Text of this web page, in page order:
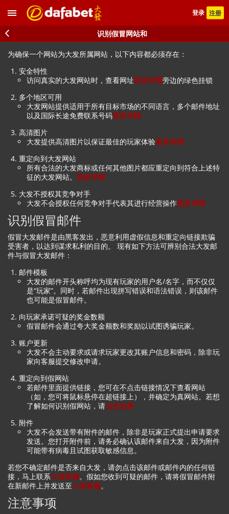
登录 注册
识别假冒网站和
为确保一个网站为大发所属网站，以下内容都必须存在：
安全特性
访问真实的大发网站时，查看网址更多详情旁边的绿色挂锁
多个地区可用
大发网站提供适用于所有目标市场的不同语言，多个邮件地址
以及国际长途免费联系号码更多详情
高清图片
大发提供高清图片以保证最佳的玩家体验更多详情
重定向到大发网站
所有合法的大发商标或任何其他图片都应重定向到符合上述特
征的大发网站。 更多详情
大发不授权其竞争对手
大发不会授权任何竞争对手代表其进行经营操作更多详情
识别假冒邮件
假冒大发邮件是由黑客发出，恶意利用虚假信息和重定向链接欺骗
受害者，以达到谋求私利的目的。 现有如下方法可辨别合法大发邮
件与假冒大发邮件：
邮件模板
大发的邮件开头称呼均为现有玩家的用户名/名字，而不仅仅
是“玩家”。同时，若邮件出现拼写错误和语法错误，则该邮件
也可能是假冒邮件。
向玩家承诺可疑的奖金数额
假冒邮件会通过夸大奖金额数和奖励以试图诱骗玩家。
账户更新
大发不会主动要求或请求玩家更改其账户信息和密码，除非玩
家向客服提交修改申请。
重定向到假网站
若邮件里面提供链接，您可在不点击链接情况下查看网站
（如，您可将鼠标悬停在超链接上），并确定为真网站。若想
了解如何识别假网站，请点击这里
附件
大发不会发送带有附件的邮件，除非是玩家正式提出申请要求
发送。您打开附件前，请务必确认该邮件来自大发，因为附件
可能带有病毒且试图获取敏感信息。
若您不确定邮件是否来自大发，请勿点击该邮件或邮件内的任何链
接，马上联系大发客服。假如您收到可疑的邮件，请将假冒邮件附
在新邮件上并发送至大发客服。
注意事项